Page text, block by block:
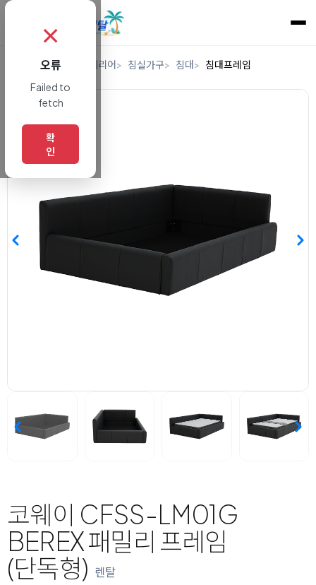
렌탈 가구/인테리어 침실가구 침대 침대프레임
코웨이 CFSS-LM01G
BEREX 패밀리 프레임
(단독형) 렌탈
✗
오류
Failed to
fetch
확
인